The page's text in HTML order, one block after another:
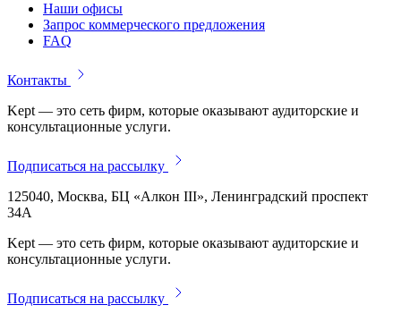
Наши офисы
Запрос коммерческого предложения
FAQ
Контакты
Kept — это сеть фирм, которые оказывают аудиторские и
консультационные услуги.
Подписаться на рассылку
125040, Москва, БЦ «Алкон III», Ленинградский проспект
34А
Kept — это сеть фирм, которые оказывают аудиторские и
консультационные услуги.
Подписаться на рассылку